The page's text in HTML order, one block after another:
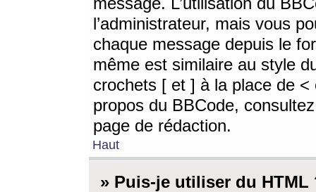
l’administrateur, mais vous
chaque message depuis le
même est similaire au style
crochets [ et ] à la place de <
propos du BBCode,
page de rédaction.
Haut
» Puis-je utiliser du HTML